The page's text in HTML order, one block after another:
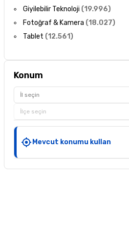
Giyilebilir Teknoloji (19.996)
Fotoğraf & Kamera (18.027)
Tablet (12.561)
Konum
İl seçin
İlçe seçin
Mevcut konumu kullan